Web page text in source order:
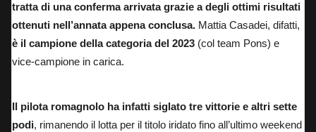
tratta di una conferma arrivata grazie a degli ottimi risultati
ottenuti nell’annata appena conclusa. Mattia Casadei, difatti,
è il campione della categoria del 2023 (col team Pons) e
vice-campione in carica.
Il pilota romagnolo ha infatti siglato tre vittorie e altri sette
podi, rimanendo il lotta per il titolo iridato fino all’ultimo weekend